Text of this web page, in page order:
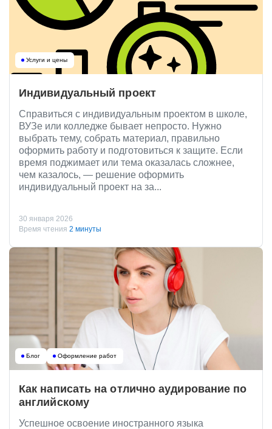
Услуги и цены
Индивидуальный проект
Справиться с индивидуальным проектом в школе,
ВУЗе или колледже бывает непросто. Нужно
выбрать тему, собрать материал, правильно
оформить работу и подготовиться к защите. Если
время поджимает или тема оказалась сложнее,
чем казалось, — решение оформить
индивидуальный проект на за...
30 января 2026
Время чтения 2 минуты
Блог Оформление работ
Как написать на отлично аудирование по
английскому
Успешное освоение иностранного языка